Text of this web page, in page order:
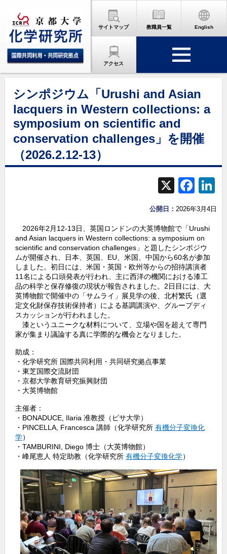
サイトマップ 教職員一覧 English
アクセス
シンポジウム「Urushi and Asian
lacquers in Western collections: a
symposium on scientific and
conservation challenges」を開催
（2026.2.12-13）
X
F
a
c
e
b
o
o
k
公開日： 2026年3月4日
2026年2月12-13日、英国ロンドンの大英博物館で「Urushi
and Asian lacquers in Western collections: a symposium on
scientific and conservation challenges」と題したシンポジウ
ムが開催され、日本、英国、EU、米国、中国から60名が参加
しました。初日には、米国・英国・欧州等からの招待講演者
11名による口頭発表が行われ、主に西洋の機関における漆工
品の科学と保存修復の現状が報告されました。2日目には、大
英博物館で開催中の「サムライ」展見学の後、北村繁氏（選
定文化財保存技術保持者）による基調講演や、グループディ
スカッションが行われました。
漆というユニークな材料について、立場や国を超えて専門
家が集まり議論する真に学際的な機会となりました。
助成：
・化学研究所 国際共同利用・共同研究拠点事業
・東芝国際交流財団
・京都大学教育研究振興財団
・大英博物館
主催者：
・BONADUCE, Ilaria 准教授（ピサ大学）
・PINCELLA, Francesca 講師（化学研究所 有機分子変換化
学）
・TAMBURINI, Diego 博士（大英博物館）
・峰尾恵人 特定助教（化学研究所 有機分子変換化学）